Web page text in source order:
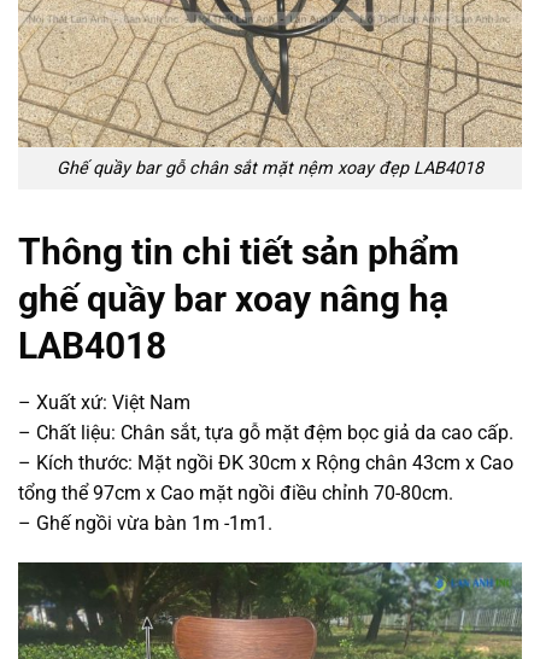
Ghế quầy bar gỗ chân sắt mặt nệm xoay đẹp LAB4018
Thông tin chi tiết sản phẩm
ghế quầy bar xoay nâng hạ
LAB4018
– Xuất xứ: Việt Nam
– Chất liệu: Chân sắt, tựa gỗ mặt đệm bọc giả da cao cấp.
– Kích thước: Mặt ngồi ĐK 30cm x Rộng chân 43cm x Cao
tổng thể 97cm x Cao mặt ngồi điều chỉnh 70-80cm.
– Ghế ngồi vừa bàn 1m -1m1.